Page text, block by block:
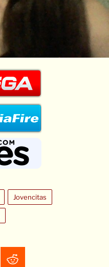
Jovencitas